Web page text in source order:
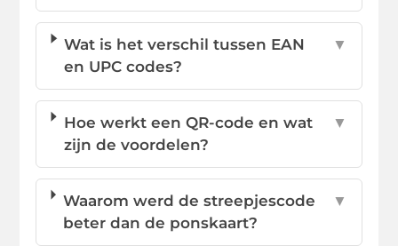
Wat is het verschil tussen EAN
en UPC codes?
▼
Hoe werkt een QR-code en wat
zijn de voordelen?
▼
Waarom werd de streepjescode
beter dan de ponskaart?
▼